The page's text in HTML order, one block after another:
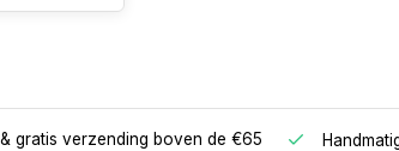
gratis verzending boven de €65